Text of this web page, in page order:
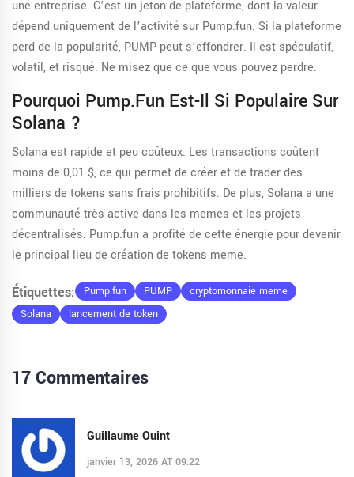
une entreprise. C’est un jeton de plateforme, dont la valeur
dépend uniquement de l’activité sur Pump.fun. Si la plateforme
perd de la popularité, PUMP peut s’effondrer. Il est spéculatif,
volatil, et risqué. Ne misez que ce que vous pouvez perdre.
Pourquoi Pump.fun Est-Il Si Populaire Sur
Solana ?
Solana est rapide et peu coûteux. Les transactions coûtent
moins de 0,01 $, ce qui permet de créer et de trader des
milliers de tokens sans frais prohibitifs. De plus, Solana a une
communauté très active dans les memes et les projets
décentralisés. Pump.fun a profité de cette énergie pour devenir
le principal lieu de création de tokens meme.
Étiquettes: Pump.fun PUMP
cryptomonnaie meme
Solana
lancement de token
17 Commentaires
Guillaume Ouint
janvier 13, 2026 AT 09:22